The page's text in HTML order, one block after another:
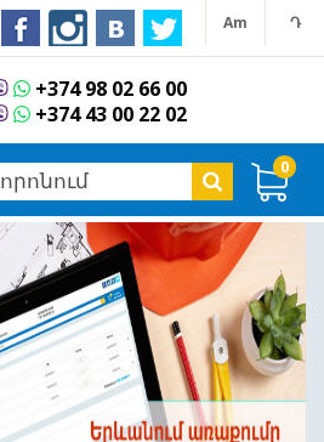
Am Դ
+374 98 02 66 00
+374 43 00 22 02
0